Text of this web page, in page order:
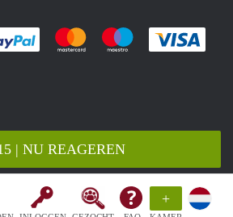
+
| NU REAGEREN
Je rekent gemakkelijk af met Paypal
Je rekent gemakkelijk af met
Je rekent